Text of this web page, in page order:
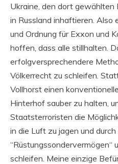
Ukraine, den dort gewählten
in Russland inhaftieren. Also
und Ordnung für Exxon und
hoffen, dass alle stillhalten.
erfolgversprechendere
Völkerrecht zu schleifen.
Vollhorst einen
Hinterhof sauber zu halten,
Staatsterroristen die
in die Luft zu jagen und
“Rüstungssondervermögen“
schleifen. Meine einzige